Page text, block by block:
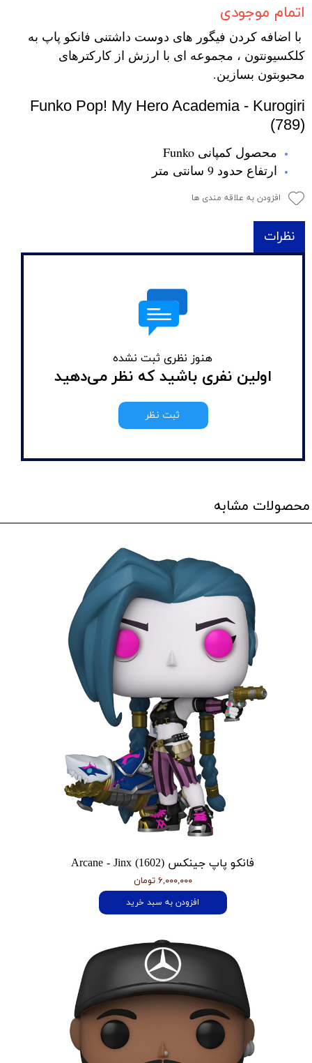
اتمام موجودی
با اضافه کردن فیگور های دوست داشتنی فانکو پاپ به
کلکسیونتون ، مجموعه ای با ارزش از کارکترهای
محبوبتون بسازین.
Funko Pop! My Hero Academia - Kurogiri
(789)
محصول کمپانی Funko
ارتفاع حدود 9 سانتی متر
افزودن به علاقه مندی ها
نظرات
هنوز نظری ثبت نشده
اولین نفری باشید که نظر می‌دهید
ثبت نظر
محصولات مشابه
فانکو پاپ جینکس Arcane - Jinx (1602)
۶,۰۰۰,۰۰۰ تومان
افزودن به سبد خرید